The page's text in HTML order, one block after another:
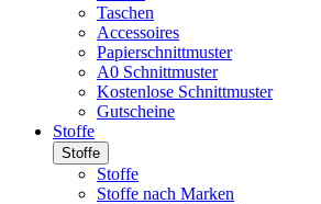
Taschen
Accessoires
Papierschnittmuster
A0 Schnittmuster
Kostenlose Schnittmuster
Gutscheine
Stoffe
Stoffe
Stoffe
Stoffe nach Marken